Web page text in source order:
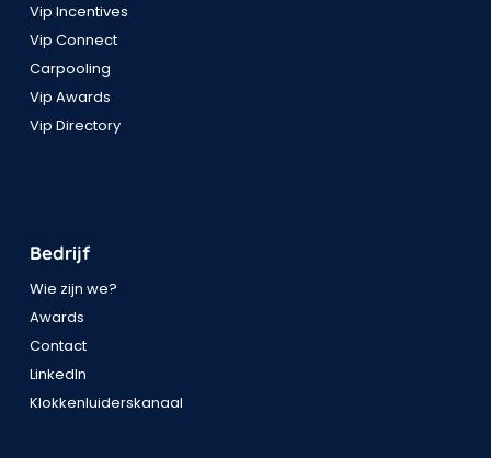
Vip Incentives
Vip Connect
Carpooling
Vip Awards
Vip Directory
Bedrijf
Wie zijn we?
Awards
Contact
LinkedIn
Klokkenluiderskanaal